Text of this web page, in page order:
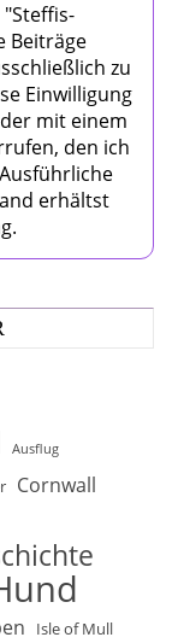
Beiträge
zu
Einwilligung
mit einem
den ich
erhältst
Ausflug
Cornwall
Isle of Mull